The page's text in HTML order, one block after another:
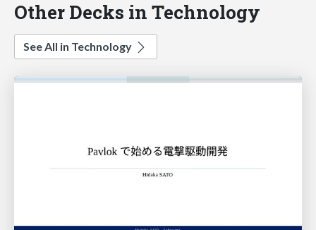
Other Decks in Technology
See All in Technology